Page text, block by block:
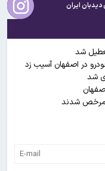
دیدبان ایران